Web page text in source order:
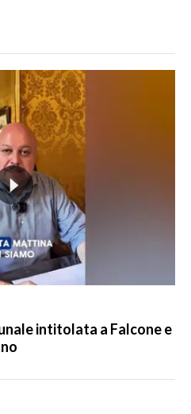
intitolata a Falcone e